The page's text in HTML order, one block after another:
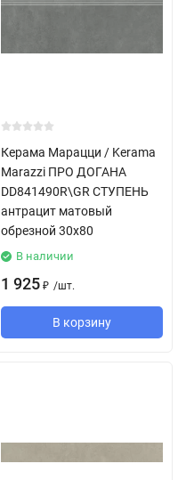
Керама Марацци / Kerama
Marazzi ПРО ДОГАНА
DD841490R\GR СТУПЕНЬ
антрацит матовый
обрезной 30x80
В наличии
1 925 ₽ /шт.
В корзину